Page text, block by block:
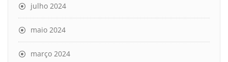
julho 2024
maio 2024
março 2024